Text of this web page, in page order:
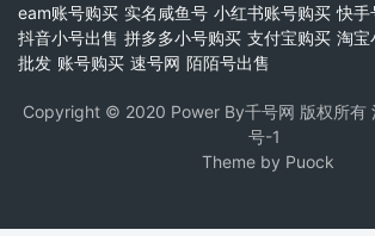
eam账号购买 实名咸鱼号 小红书账号购买 快手
抖音小号出售 拼多多小号购买 支付宝购买 淘宝
批发 账号购买 速号网 陌陌号出售
Copyright © 2020 Power By千号网 版权所有
号-1
Theme by Puock